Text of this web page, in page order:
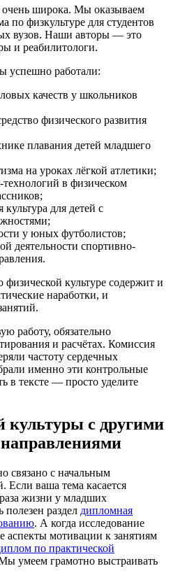
очень широка. Мы оказываем
физкультуре для студентов
вузов. Наши авторы — это
и реабилитологи.
успешно работали:
качеств у школьников
физического развития
плавания детей младшего
на уроках лёгкой атлетики;
в физическом
культура для детей с
у юных футболистов;
деятельности спортивно-
культуре содержит и
наработки, и
работу, обязательно
и расчётах. Комиссия
частоту сердечных
именно эти контрольные
в тексте — просто уделите
культуры с другими
связано с начальным
Если ваша тема касается
жизни у младших
раздел дипломная
. А когда исследование
аспекты мотивации к занятиям
по практической
умеем грамотно выстраивать